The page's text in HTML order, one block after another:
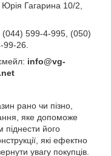
Юрія Гагарина 10/2,
(044) 599-4-995, (050)
99-26.
info@vg-
рано чи пізно,
яке допоможе
піднести його
які ефектно
увагу покупців.